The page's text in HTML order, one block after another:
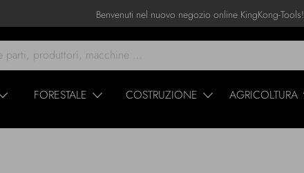
Benvenuti nel nuovo negozio online KingKong-Tools!
FORESTALE COSTRUZIONE AGRICOLTURA